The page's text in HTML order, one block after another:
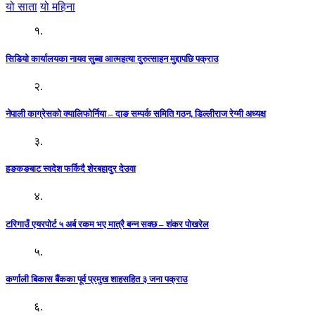
यो साता यो महिना
१.
सिडियो कार्यालयका नायव सुब्बा आत्महत्या दुरुत्साहन मुद्दापछि पक्राउ
२.
नेपाली काग्रेसको क्यालिफोर्निया – दाङ सम्पर्क समिति गठन, डिल्लीराज रेग्मी अध्यक्ष
३.
हङकङबाट स्वदेश फर्किदै शेरबहादुर देउवा
४.
टरिगाउँ एयरपोर्ट ५ अर्ब रकम भए मात्रै बन्न सक्छ – शंकर पोखरेल
५.
कर्णाली बिकास बैंकका पूर्व प्रमुख शाहसहित ३ जना पक्राउ
६.